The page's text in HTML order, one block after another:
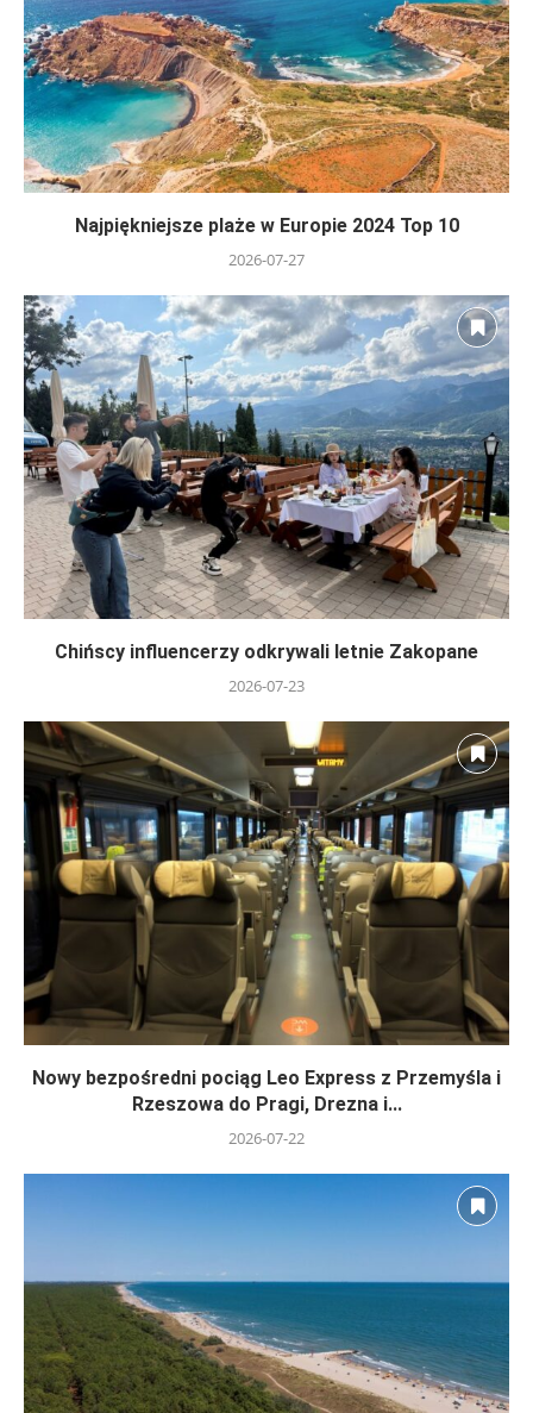
Najpiękniejsze plaże w Europie 2024 Top 10
2026-07-27
Chińscy influencerzy odkrywali letnie Zakopane
2026-07-23
Nowy bezpośredni pociąg Leo Express z Przemyśla i
Rzeszowa do Pragi, Drezna i...
2026-07-22